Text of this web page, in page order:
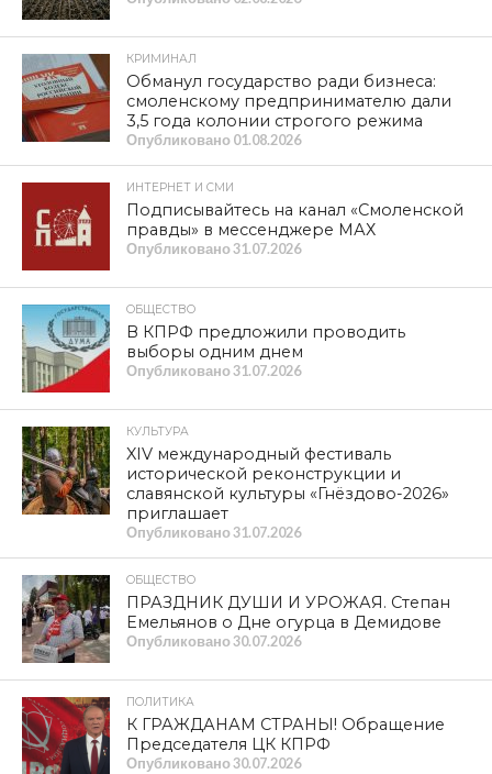
КРИМИНАЛ
Обманул государство ради бизнеса:
смоленскому предпринимателю дали
3,5 года колонии строгого режима
Опубликовано 01.08.2026
ИНТЕРНЕТ И СМИ
Подписывайтесь на канал «Смоленской
правды» в мессенджере МАХ
Опубликовано31.07.2026
ОБЩЕСТВО
В КПРФ предложили проводить
выборы одним днем
Опубликовано31.07.2026
КУЛЬТУРА
XIV международный фестиваль
исторической реконструкции и
славянской культуры «Гнёздово-2026»
приглашает
Опубликовано31.07.2026
ОБЩЕСТВО
ПРАЗДНИК ДУШИ И УРОЖАЯ. Степан
Емельянов о Дне огурца в Демидове
Опубликовано30.07.2026
ПОЛИТИКА
К ГРАЖДАНАМ СТРАНЫ! Обращение
Председателя ЦК КПРФ
Опубликовано30.07.2026